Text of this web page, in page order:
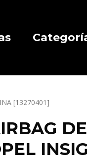
[13270401]